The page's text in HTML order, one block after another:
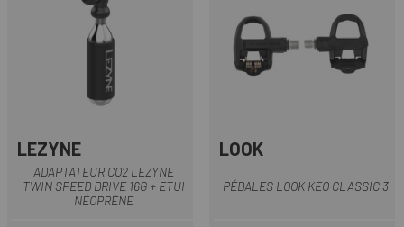
LEZYNE
ADAPTATEUR CO2 LEZYNE
TWIN SPEED DRIVE 16G + ETUI
NÉOPRÈNE
LOOK
PÉDALES LOOK KEO CLASSIC 3